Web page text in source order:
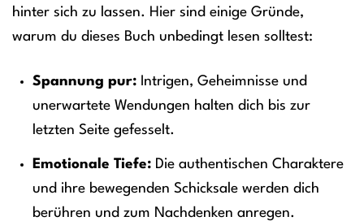
hinter sich zu lassen. Hier sind einige Gründe,
warum du dieses Buch unbedingt lesen solltest:
Spannung pur:Intrigen, Geheimnisse und
unerwartete Wendungen halten dich bis zur
letzten Seite gefesselt.
Emotionale Tiefe:Die authentischen Charaktere
und ihre bewegenden Schicksale werden dich
berühren und zum Nachdenken anregen.